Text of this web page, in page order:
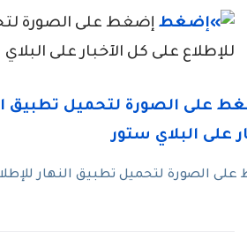
إضغط على الصورة
للإطلاع على كل الآخبار على
الصورة لتحميل تطبيق النهار